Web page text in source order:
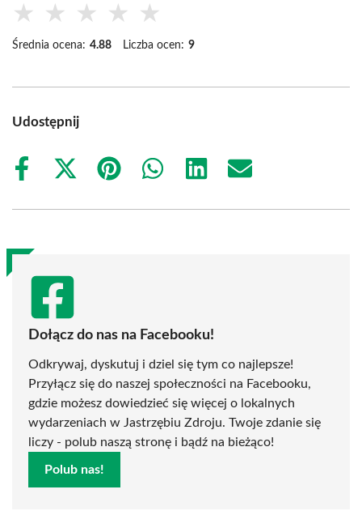
★ ★ ★ ★ ★
Średnia ocena: 4.88 Liczba ocen: 9
Udostępnij
Share
Share
(Twitter)
Share
Share
Share
Share
Dołącz do nas na Facebooku!
Odkrywaj, dyskutuj i dziel się tym co najlepsze!
Przyłącz się do naszej społeczności na Facebooku,
gdzie możesz dowiedzieć się więcej o lokalnych
wydarzeniach w Jastrzębiu Zdroju. Twoje zdanie się
liczy - polub naszą stronę i bądź na bieżąco!
Polub nas!